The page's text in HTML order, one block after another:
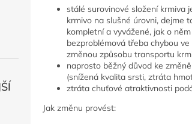
stálé surovinové složení krmiva
krmivo na slušné úrovni, dejme
kompletní a vyvážené, jak o
bezproblémová třeba chybou
změnou způsobu transportu
naprosto běžný důvod ke
(snížená kvalita srsti, ztráta
ztráta chuťové atraktivnosti
Jak změnu provést: